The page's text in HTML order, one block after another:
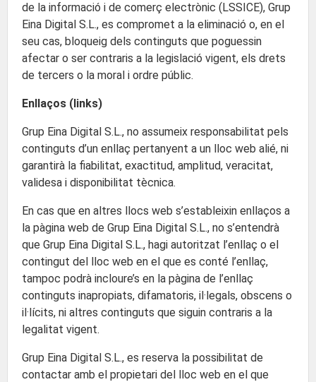
de la informació i de comerç electrònic (LSSICE), Grup
Eina Digital S.L., es compromet a la eliminació o, en el
seu cas, bloqueig dels continguts que poguessin
afectar o ser contraris a la legislació vigent, els drets
de tercers o la moral i ordre públic.
Enllaços (links)
Grup Eina Digital S.L., no assumeix responsabilitat pels
continguts d’un enllaç pertanyent a un lloc web alié, ni
garantirà la fiabilitat, exactitud, amplitud, veracitat,
validesa i disponibilitat tècnica.
En cas que en altres llocs web s’estableixin enllaços a
la pàgina web de Grup Eina Digital S.L., no s’entendrà
que Grup Eina Digital S.L., hagi autoritzat l’enllaç o el
contingut del lloc web en el que es conté l’enllaç,
tampoc podrà incloure’s en la pàgina de l’enllaç
continguts inapropiats, difamatoris, il·legals, obscens o
il·lícits, ni altres continguts que siguin contraris a la
legalitat vigent.
Grup Eina Digital S.L., es reserva la possibilitat de
contactar amb el propietari del lloc web en el que